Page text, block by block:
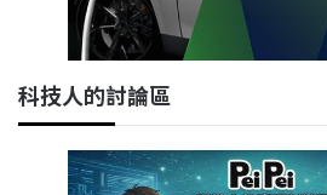
科技人的討論區